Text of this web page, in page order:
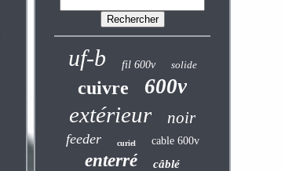
uf-b fil 600v solide
cuivre 600v
extérieur noir
feeder curiel cable 600v
enterré câblé